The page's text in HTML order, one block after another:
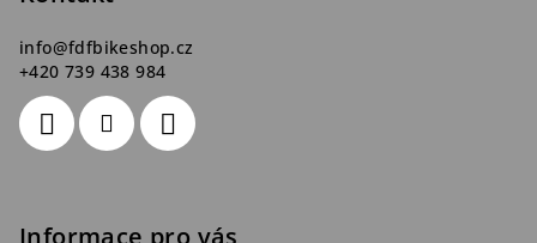
info@fdfbikeshop.cz
+420 739 438 984